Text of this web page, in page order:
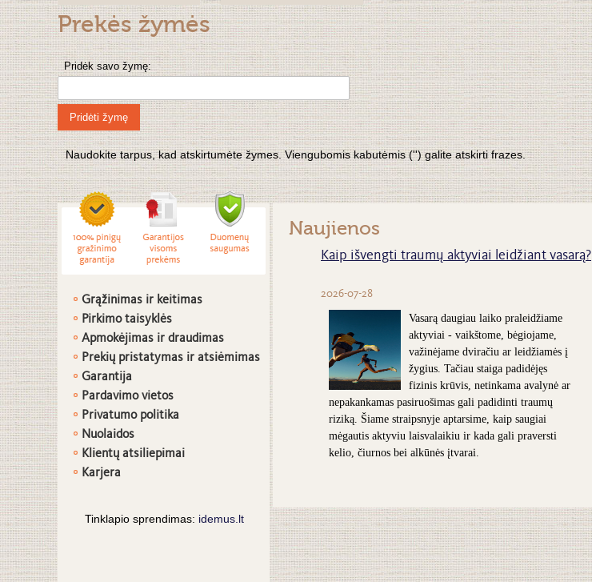
Prekės žymės
Pridėk savo žymę:
Pridėti žymę
Naudokite tarpus, kad atskirtumėte žymes. Viengubomis kabutėmis ('') galite atskirti frazes.
Grąžinimas ir keitimas
Pirkimo taisyklės
Apmokėjimas ir draudimas
Prekių pristatymas ir atsiėmimas
Garantija
Pardavimo vietos
Privatumo politika
Nuolaidos
Klientų atsiliepimai
Karjera
Tinklapio sprendimas: idemus.lt
Naujienos
Kaip išvengti traumų aktyviai leidžiant vasarą?
2026-07-28
Vasarą daugiau laiko praleidžiame
aktyviai - vaikštome, bėgiojame,
važinėjame dviračiu ar leidžiamės į
žygius. Tačiau staiga padidėjęs
fizinis krūvis, netinkama avalynė ar
nepakankamas pasiruošimas gali padidinti traumų
riziką. Šiame straipsnyje aptarsime, kaip saugiai
mėgautis aktyviu laisvalaikiu ir kada gali praversti
kelio, čiurnos bei alkūnės įtvarai.